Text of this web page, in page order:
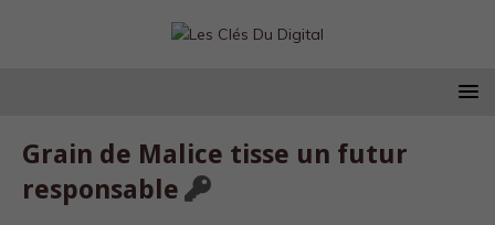
Grain de Malice tisse un futur
responsable